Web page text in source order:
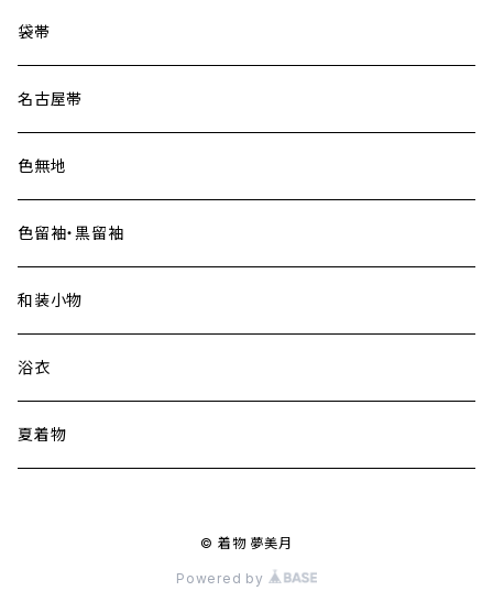
大島紬
袋帯
名古屋帯
色無地
色留袖・黒留袖
和装小物
浴衣
夏着物
© 着物 夢美月
Powered by